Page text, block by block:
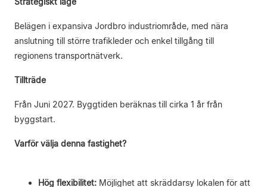
Belägen i expansiva Jordbro industriområde, med nära
anslutning till större trafikleder och enkel tillgång till
regionens transportnätverk.
Tillträde
Från Juni 2027. Byggtiden beräknas till cirka 1 år från
byggstart.
Varför välja denna fastighet?
Hög flexibilitet: Möjlighet att skräddarsy lokalen för att